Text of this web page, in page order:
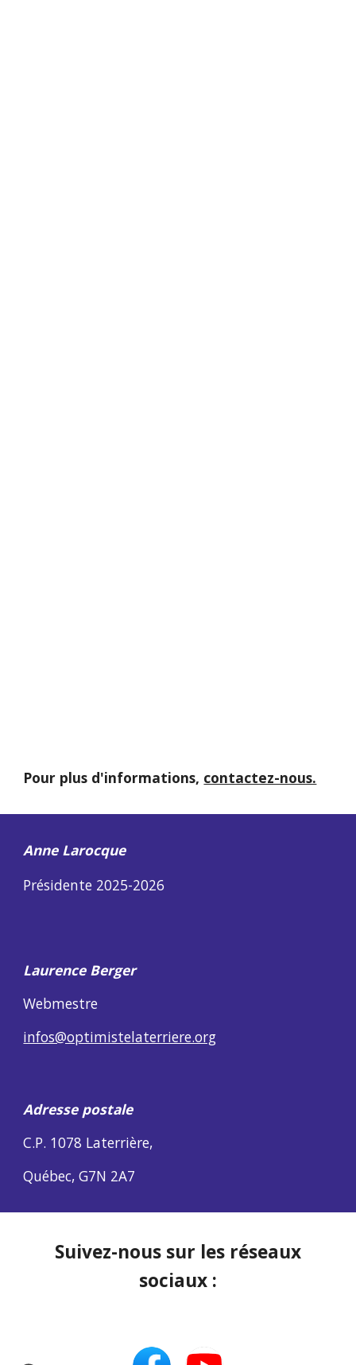
Pour plus d'informations, contactez-nous.
Anne Larocque
Présidente 2025-2026
Laurence Berger
Webmestre
infos@optimistelaterriere.org
Adresse postale
C.P. 1078 Laterrière,
Québec,G7N 2A7
Suivez-nous sur les réseaux
sociaux :